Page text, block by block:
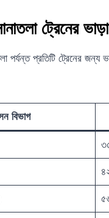
ট্রেনের
পর্যন্ত প্রতিটি ট্রেনের
বিভাগ